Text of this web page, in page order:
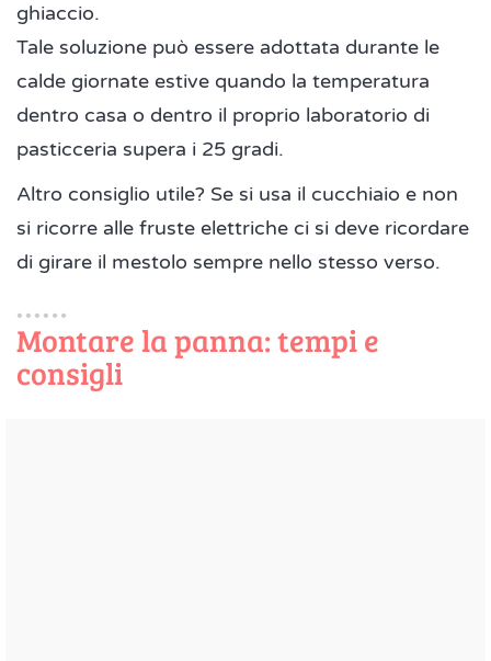
ghiaccio.
Tale soluzione può essere adottata durante le
calde giornate estive quando la temperatura
dentro casa o dentro il proprio laboratorio di
pasticceria supera i 25 gradi.
Altro consiglio utile? Se si usa il cucchiaio e non
si ricorre alle fruste elettriche ci si deve ricordare
di girare il mestolo sempre nello stesso verso.
Montare la panna: tempi e
consigli